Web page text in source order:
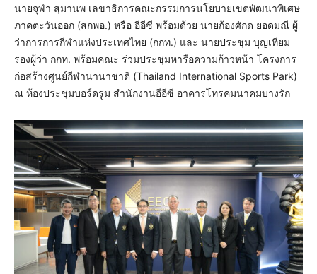
นายจุฬา สุมานพ เลขาธิการคณะกรรมการนโยบายเขตพัฒนาพิเศษ
ภาคตะวันออก (สกพอ.) หรือ อีอีซี พร้อมด้วย นายก้องศักด ยอดมณี ผู้
ว่าการการกีฬาแห่งประเทศไทย (กกท.) และ นายประชุม บุญเทียม
รองผู้ว่า กกท. พร้อมคณะ ร่วมประชุมหารือความก้าวหน้า โครงการ
ก่อสร้างศูนย์กีฬานานาชาติ (Thailand International Sports Park)
ณ ห้องประชุมบอร์ดรูม สำนักงานอีอีซี อาคารโทรคมนาคมบางรัก